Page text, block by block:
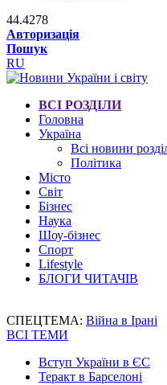
44.4278
Авторизація
Пошук
RU
ВСІ РОЗДІЛИ
Головна
Україна
Всі новини
Політика
Місто
Світ
Бізнес
Наука
Шоу-бізнес
Спорт
Lifestyle
БЛОГИ ЧИТАЧІВ
СПЕЦТЕМА: Війна в Ірані
ВСІ ТЕМИ
Вступ України в ЄС
Теракт в Барселоні